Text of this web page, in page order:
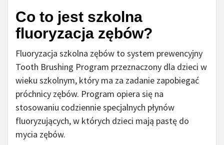
Co to jest szkolna
fluoryzacja zębów?
Fluoryzacja szkolna zębów to system prewencyjny
Tooth Brushing Program przeznaczony dla dzieci w
wieku szkolnym, który ma za zadanie zapobiegać
próchnicy zębów. Program opiera się na
stosowaniu codziennie specjalnych płynów
fluoryzujących, w których dzieci mają pastę do
mycia zębów.